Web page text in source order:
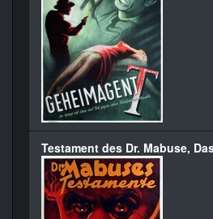
Testament des Dr. Mabuse,